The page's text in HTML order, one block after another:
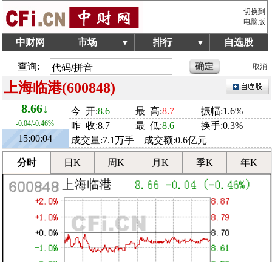
切换到
电脑版
中财网 市场 ▼ 排行 ▼ 自选股
查询: 取消
上海临港(600848)
8.66↓
-0.04/-0.46%
15:00:04
今 开:8.6 最 高:8.7
振幅:1.6%
昨 收:8.7
最 低:8.6
换手:0.3%
成交量:7.1万手 成交额:0.6亿元
分时 日K 周K 月K 季K 年K